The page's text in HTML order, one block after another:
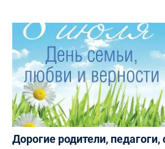
Дорогие родители, педагоги,